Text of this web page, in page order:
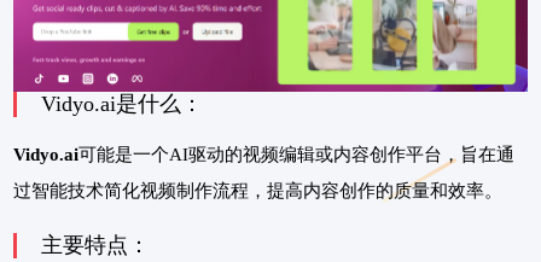
Vidyo.ai是什么：
Vidyo.ai可能是一个AI驱动的视频编辑或内容创作平台，旨在通
过智能技术简化视频制作流程，提高内容创作的质量和效率。
主要特点：